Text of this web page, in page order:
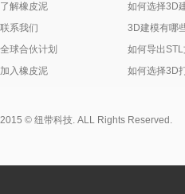
了解橡皮泥
联系我们
全球合伙计划
加入橡皮泥
如何选择3D
3D建模有哪
如何导出
如何选择3D
2015 © 纽带科技. ALL Rights Reserved.